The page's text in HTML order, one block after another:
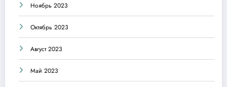
Ноябрь 2023
Октябрь 2023
Август 2023
Май 2023